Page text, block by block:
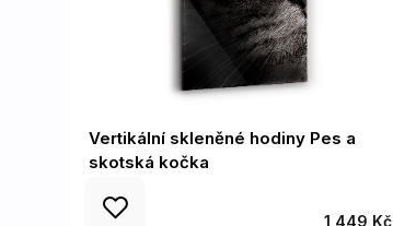
Vertikální skleněné hodiny Pes a
skotská kočka
1 449 Kč